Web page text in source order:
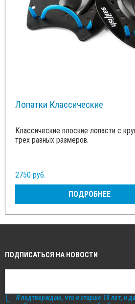
Лопатки Классические
Классические плоские лопасти с
трех разных размеров.
2750 руб.
ПОДРОБНЕЕ
ПОДПИСАТЬСЯ НА НОВОСТИ
Я подтверждаю, что я старше 18 лет, и